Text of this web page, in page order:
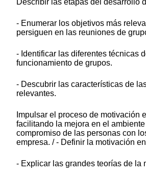
Describir las etapas del desarrollo
- Enumerar los objetivos más
persiguen en las reuniones de
- Identificar las diferentes técnicas
funcionamiento de grupos.
- Descubrir las características de
relevantes.
Impulsar el proceso de motivación
facilitando la mejora en el ambiente
compromiso de las personas con
empresa. / - Definir la motivación
- Explicar las grandes teorías de la